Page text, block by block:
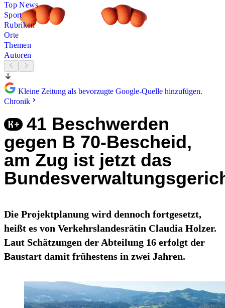
Top News
Sport
Rubriken
Orte
Themen
Autoren
Kleine Zeitung als bevorzugte Google-Quelle hinzufügen.
Chronik
41 Beschwerden
gegen B 70-Bescheid,
am Zug ist jetzt das
Die Projektplanung wird dennoch fortgesetzt,
heißt es von Verkehrslandesrätin Claudia Holzer.
Laut Schätzungen der Abteilung 16 erfolgt der
Baustart damit frühestens in zwei Jahren.